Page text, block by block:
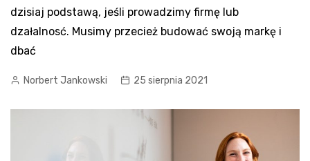
dzisiaj podstawą, jeśli prowadzimy firmę lub
dzałalnosć. Musimy przecież budować swoją markę i
dbać
Norbert Jankowski 25 sierpnia 2021